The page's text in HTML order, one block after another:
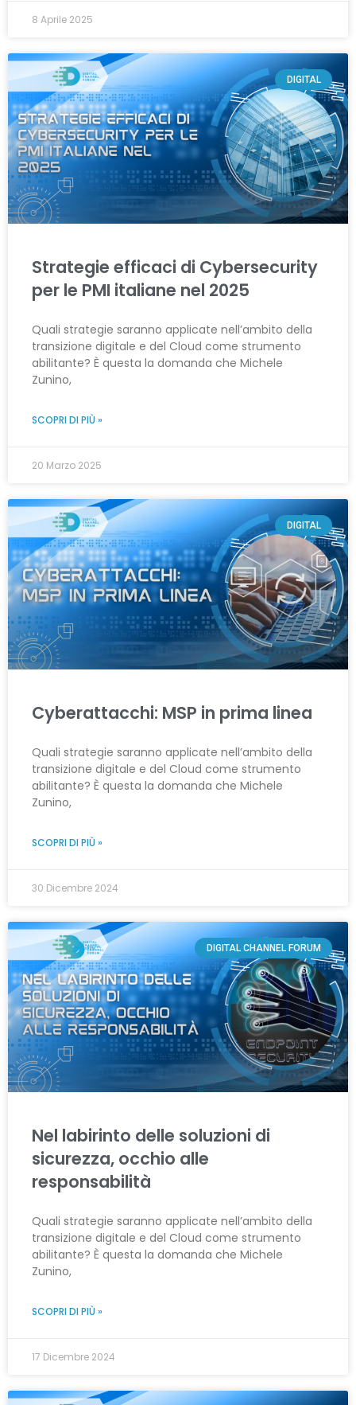
8 Aprile 2025
DIGITAL
Strategie efficaci di Cybersecurity
per le PMI italiane nel 2025
Quali strategie saranno applicate nell’ambito della
transizione digitale e del Cloud come strumento
abilitante? È questa la domanda che Michele
Zunino,
SCOPRI DI PIÙ »
20 Marzo 2025
DIGITAL
Cyberattacchi: MSP in prima linea
Quali strategie saranno applicate nell’ambito della
transizione digitale e del Cloud come strumento
abilitante? È questa la domanda che Michele
Zunino,
SCOPRI DI PIÙ »
30 Dicembre 2024
DIGITAL CHANNEL FORUM
Nel labirinto delle soluzioni di
sicurezza, occhio alle
responsabilità
Quali strategie saranno applicate nell’ambito della
transizione digitale e del Cloud come strumento
abilitante? È questa la domanda che Michele
Zunino,
SCOPRI DI PIÙ »
17 Dicembre 2024